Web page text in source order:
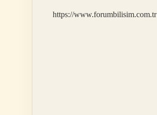
Kalori
https://www.forumbilisim.com.tr